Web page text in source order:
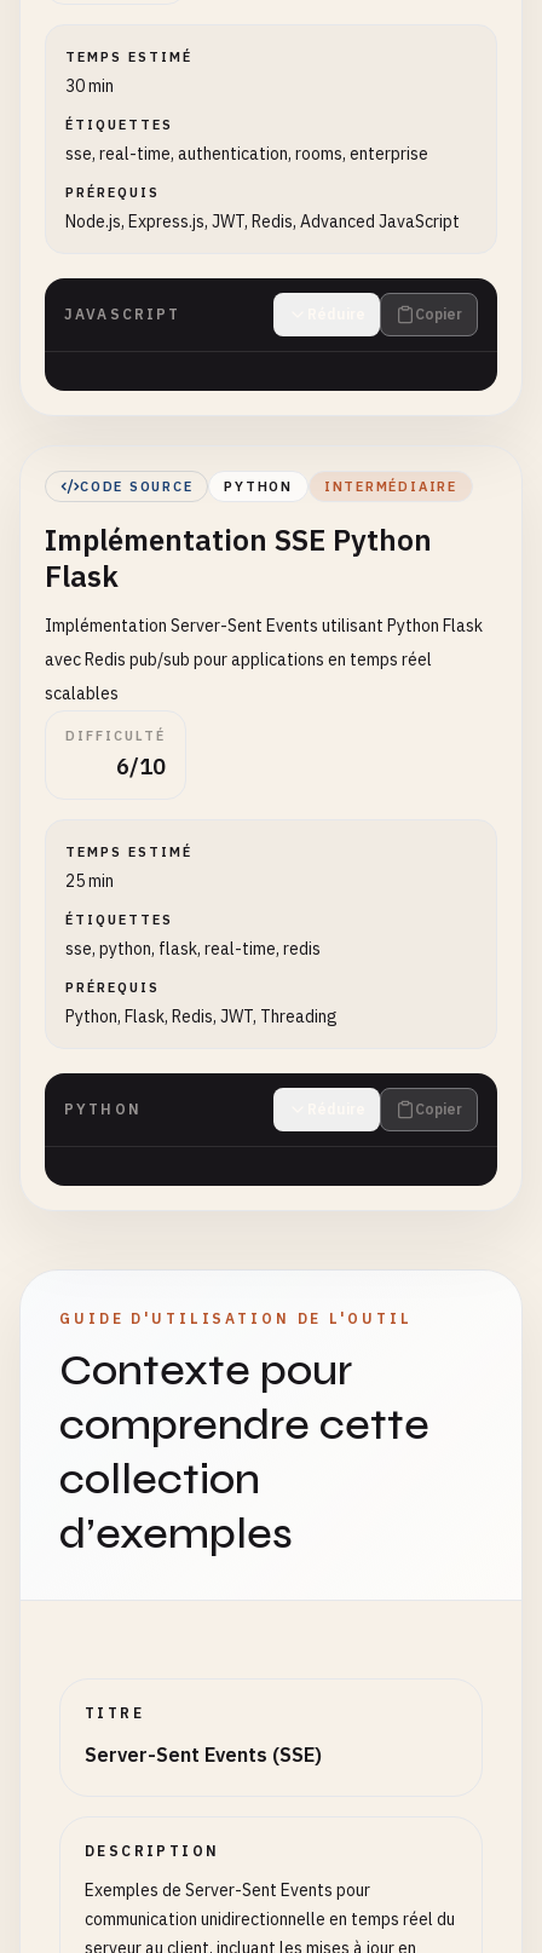
TEMPS ESTIMÉ
30 min
ÉTIQUETTES
sse, real-time, authentication, rooms, enterprise
PRÉREQUIS
Node.js, Express.js, JWT, Redis, Advanced JavaScript
JAVASCRIPT Copier
CODE SOURCE PYTHON INTERMÉDIAIRE
Implémentation SSE Python
Flask
Implémentation Server-Sent Events utilisant Python Flask
avec Redis pub/sub pour applications en temps réel
scalables
DIFFICULTÉ
6/10
TEMPS ESTIMÉ
25 min
ÉTIQUETTES
sse, python, flask, real-time, redis
PRÉREQUIS
Python, Flask, Redis, JWT, Threading
PYTHON Copier
GUIDE D'UTILISATION DE L'OUTIL
Contexte pour
comprendre cette
collection
d’exemples
TITRE
Server-Sent Events (SSE)
DESCRIPTION
Exemples de Server-Sent Events pour
communication unidirectionnelle en temps réel du
serveur au client, incluant les mises à jour en